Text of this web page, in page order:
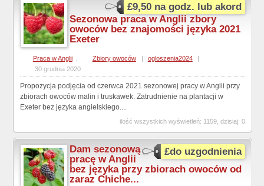
£9,50 na godz. lub akord
Sezonowa praca w Anglii zbory
owoców bez znajomości języka 2021
Exeter
Praca w Anglii Zbiory owoców | ogloszenia2024
|
30 grudnia 2020
Propozycja podjęcia od czerwca 2021 sezonowej pracy w Anglii przy
zbiorach owoców malin i truskawek. Zatrudnienie na plantacji w
Exeter bez języka angielskiego....
ilość wszystkich wyświetleń: 1159, dzisiaj: 0
£do uzgodnienia
Dam sezonową
pracę w Anglii
bez języka przy zbiorach owoców od
zaraz Chiche...